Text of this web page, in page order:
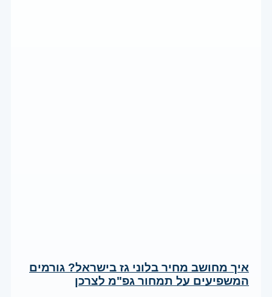
איך מחושב מחיר בלוני גז בישראל? גורמים
המשפיעים על תמחור גפ"מ לצרכן